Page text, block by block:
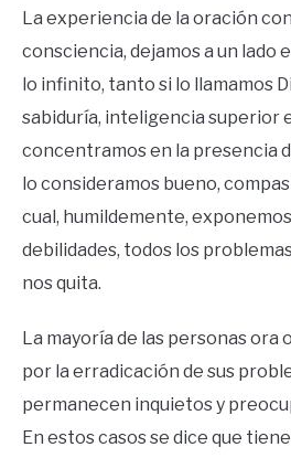
La experiencia de la oración
consciencia, dejamos a un lado
lo infinito, tanto si lo llamamos
sabiduría, inteligencia superior
concentramos en la presencia
lo consideramos bueno,
cual, humildemente,
debilidades, todos los
nos quita.
La mayoría de las personas ora
por la erradicación de sus
permanecen inquietos y
En estos casos se dice que